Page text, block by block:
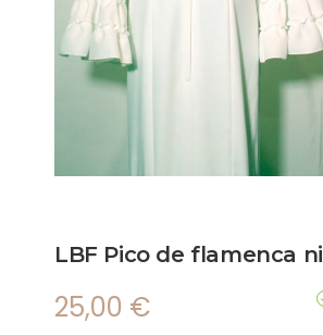
LBF Pico de flamenca
25,00 €